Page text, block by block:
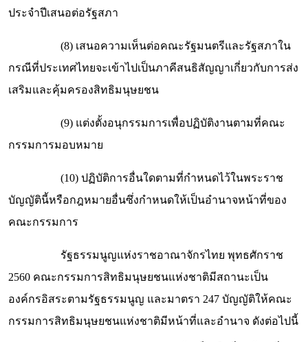
ประจำปีเสนอต่อรัฐสภา
(8) เสนอความเห็นต่อคณะรัฐมนตรีและรัฐสภาใน
กรณีที่ประเทศไทยจะเข้าไปเป็นภาคีสนธิสัญญาเกี่ยวกับการส่ง
เสริมและคุ้มครองสิทธิมนุษยชน
(9) แต่งตั้งอนุกรรมการเพื่อปฏิบัติงานตามที่คณะ
กรรมการมอบหมาย
(10) ปฏิบัติการอื่นใดตามที่กำหนดไว้ในพระราช
บัญญัตินี้หรือกฎหมายอื่นซึ่งกำหนดให้เป็นอำนาจหน้าที่ของ
คณะกรรมการ
รัฐธรรมนูญแห่งราชอาณาจักรไทย พุทธศักราช
2560 คณะกรรมการสิทธิมนุษยชนแห่งชาติมีสถานะเป็น
องค์กรอิสระตามรัฐธรรมนูญ และมาตรา 247 บัญญัติให้คณะ
กรรมการสิทธิมนุษยชนแห่งชาติมีหน้าที่และอำนาจ ดังต่อไปนี้